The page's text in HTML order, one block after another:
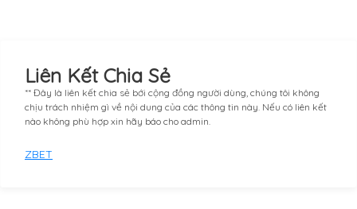
Liên Kết Chia Sẻ
** Đây là liên kết chia sẻ bới cộng đồng người dùng, chúng tôi không
chịu trách nhiệm gì về nội dung của các thông tin này. Nếu có liên kết
nào không phù hợp xin hãy báo cho admin.
ZBET